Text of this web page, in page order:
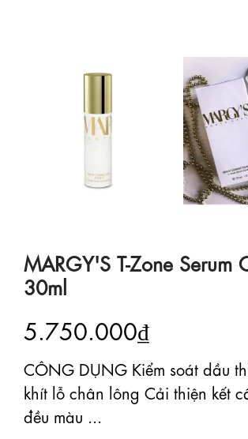
MARGY'S T-Zone Serum
30ml
5.750.000₫
CÔNG DỤNG Kiểm soát dầu
khít lỗ chân lông Cải thiện kết
đều màu ...